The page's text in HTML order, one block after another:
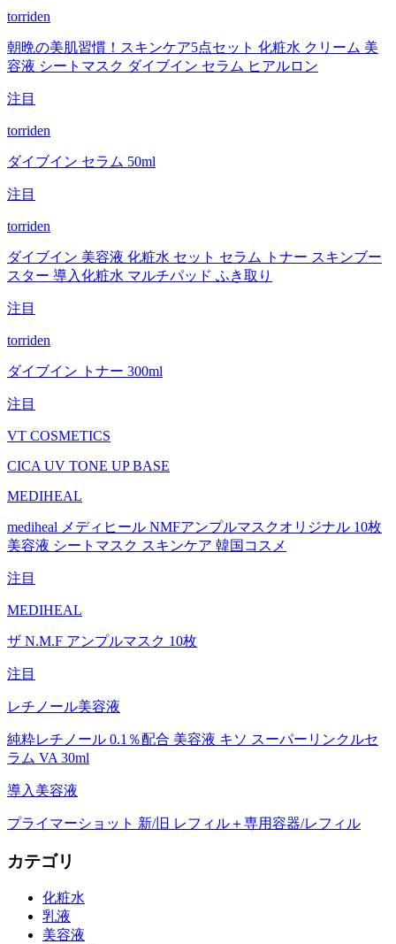
torriden
朝晩の美肌習慣！スキンケア5点セット 化粧水 クリーム 美
容液 シートマスク ダイブイン セラム ヒアルロン
注目
torriden
ダイブイン セラム 50ml
注目
torriden
ダイブイン 美容液 化粧水 セット セラム トナー スキンブー
スター 導入化粧水 マルチパッド ふき取り
注目
torriden
ダイブイン トナー 300ml
注目
VT COSMETICS
CICA UV TONE UP BASE
MEDIHEAL
mediheal メディヒール NMFアンプルマスクオリジナル 10枚
美容液 シートマスク スキンケア 韓国コスメ
注目
MEDIHEAL
ザ N.M.F アンプルマスク 10枚
注目
レチノール美容液
純粋レチノール 0.1％配合 美容液 キソ スーパーリンクルセ
ラム VA 30ml
導入美容液
プライマーショット 新/旧 レフィル＋専用容器/レフィル
カテゴリ
化粧水
乳液
美容液